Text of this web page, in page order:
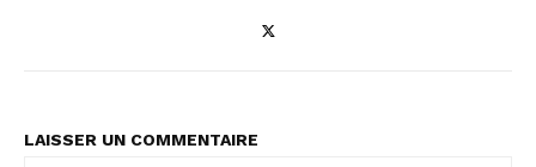
LAISSER UN COMMENTAIRE